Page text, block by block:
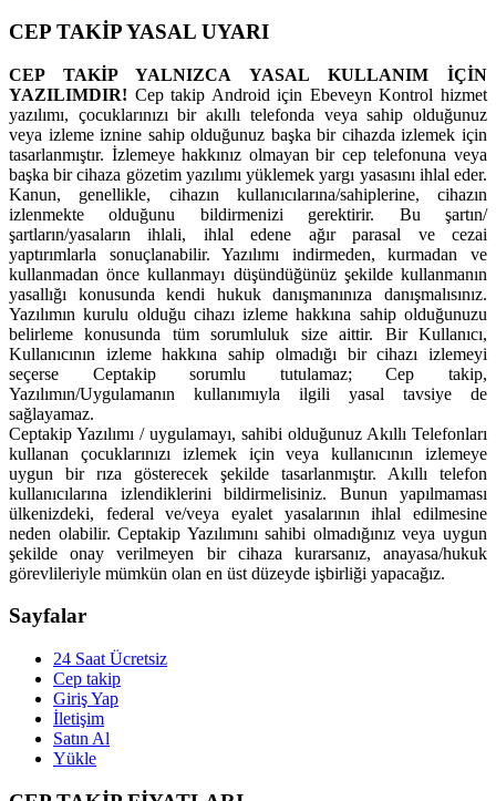
CEP TAKİP YASAL UYARI
CEP TAKİP YALNIZCA YASAL KULLANIM İÇİN
YAZILIMDIR! Cep takip Android için Ebeveyn Kontrol hizmet
yazılımı, çocuklarınızı bir akıllı telefonda veya sahip olduğunuz
veya izleme iznine sahip olduğunuz başka bir cihazda izlemek için
tasarlanmıştır. İzlemeye hakkınız olmayan bir cep telefonuna veya
başka bir cihaza gözetim yazılımı yüklemek yargı yasasını ihlal eder.
Kanun, genellikle, cihazın kullanıcılarına/sahiplerine, cihazın
izlenmekte olduğunu bildirmenizi gerektirir. Bu şartın/
şartların/yasaların ihlali, ihlal edene ağır parasal ve cezai
yaptırımlarla sonuçlanabilir. Yazılımı indirmeden, kurmadan ve
kullanmadan önce kullanmayı düşündüğünüz şekilde kullanmanın
yasallığı konusunda kendi hukuk danışmanınıza danışmalısınız.
Yazılımın kurulu olduğu cihazı izleme hakkına sahip olduğunuzu
belirleme konusunda tüm sorumluluk size aittir. Bir Kullanıcı,
Kullanıcının izleme hakkına sahip olmadığı bir cihazı izlemeyi
seçerse Ceptakip sorumlu tutulamaz; Cep takip,
Yazılımın/Uygulamanın kullanımıyla ilgili yasal tavsiye de
sağlayamaz.
Ceptakip Yazılımı / uygulamayı, sahibi olduğunuz Akıllı Telefonları
kullanan çocuklarınızı izlemek için veya kullanıcının izlemeye
uygun bir rıza gösterecek şekilde tasarlanmıştır. Akıllı telefon
kullanıcılarına izlendiklerini bildirmelisiniz. Bunun yapılmaması
ülkenizdeki, federal ve/veya eyalet yasalarının ihlal edilmesine
neden olabilir. Ceptakip Yazılımını sahibi olmadığınız veya uygun
şekilde onay verilmeyen bir cihaza kurarsanız, anayasa/hukuk
görevlileriyle mümkün olan en üst düzeyde işbirliği yapacağız.
Sayfalar
24 Saat Ücretsiz
Cep takip
Giriş Yap
İletişim
Satın Al
Yükle